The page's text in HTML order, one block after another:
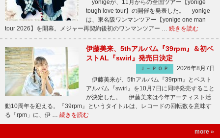
yonigeが、11月からの全国ツアー【yonige
tough love tour】の開催を発表した。 yonige
は、東名阪ワンマンツアー【yonige one man
tour 2026】を開幕。メジャー再契約後初のワンマンツアー … 続きを読む
伊藤美来、5thアルバム『39rpm』＆初ベ
ストAL『swirl』発売日決定
Ｊ－ＰＯＰ
2026年8月7日
伊藤美来が、5thアルバム『39rpm』とベスト
アルバム『swirl』を10月7日に同時発売すること
が決定した。 伊藤美来は今年アーティスト活
動10周年を迎える。『39rpm』というタイトルは、レコードの回転数を意味す
る「rpm」に、伊 … 続きを読む
more »